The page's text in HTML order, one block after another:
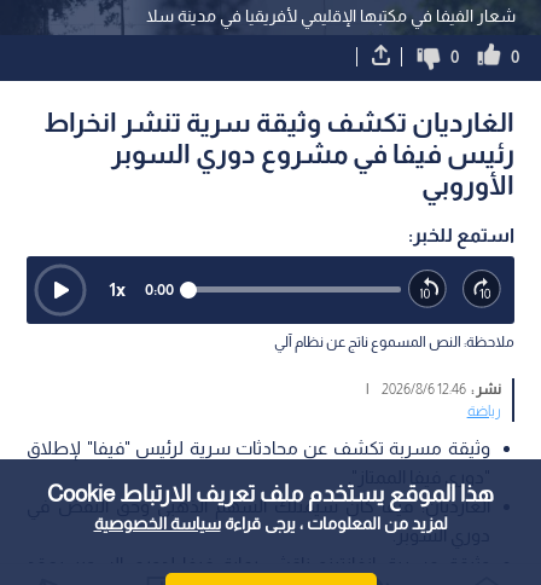
هذا الموقع يستخدم ملف تعريف الارتباط Cookie
لمزيد من المعلومات ، يرجى قراءةسياسة الخصوصية
شعار الفيفا في مكتبها الإقليمي لأفريقيا في مدينة سلا
0
0
الغارديان تكشف وثيقة سرية تنشر انخراط
رئيس فيفا في مشروع دوري السوبر
الأوروبي
استمع للخبر:
0:00
1x
ملاحظة: النص المسموع ناتج عن نظام آلي
نشر :12:46 2026/8/6
|
رياضة
وثيقة مسربة تكشف عن محادثات سرية لرئيس "فيفا" لإطلاق
الغارديان: فيفا كان سيمتلك السهم الذهبي وحق النقض في
دوري السوبر.